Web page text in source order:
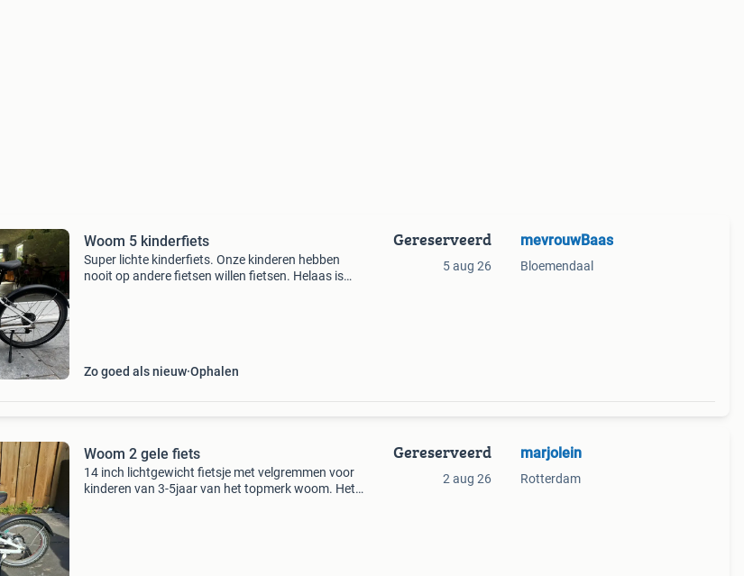
Woom 5 kinderfiets
Super lichte kinderfiets. Onze kinderen hebben
nooit op andere fietsen willen fietsen. Helaas is
Zo goed als nieuw Ophalen
Gereserveerd
5 aug 26
mevrouwBaas
Bloemendaal
Woom 2 gele fiets
14 inch lichtgewicht fietsje met velgremmen voor
kinderen van 3-5jaar van het topmerk woom. Het
Gereserveerd
2 aug 26
marjolein
Rotterdam